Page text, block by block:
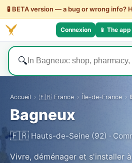
🧪 BETA version — a bug or wrong info?
Connexion 📱 The app
🔍
Accueil › 🇫🇷 France › Île-de-France ›
Bagneux
🇫🇷 Hauts-de-Seine (92) ·
Vivre, déménager et s'installer